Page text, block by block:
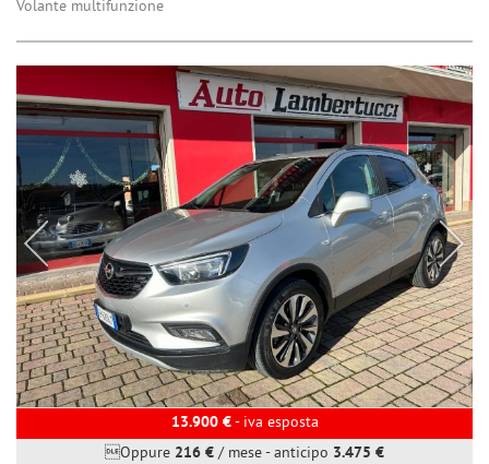
Volante multifunzione
13.900 €- iva esposta
Oppure 216 € / mese-anticipo 3.475 €